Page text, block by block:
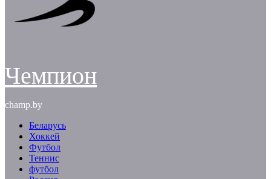
Чемпион
champ.by
Беларусь
Хоккей
Футбол
Теннис
футбол